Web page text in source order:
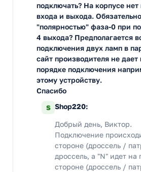
подключать? На корпусе
входа и выхода.
"полярностью" фаза-0 при
4 выхода? Предполагается
подключения двух ламп в
сайт производителя не
порядке подключения
этому устройству.
Спасибо
S Shop220:
Добрый день, Виктор.
Подключение
стороне (дроссель /
дроссель, а "N" идет на
стороне (дроссель /